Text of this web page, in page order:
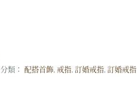
分類：配搭首飾 ,戒指 ,訂婚戒指 ,訂婚戒指